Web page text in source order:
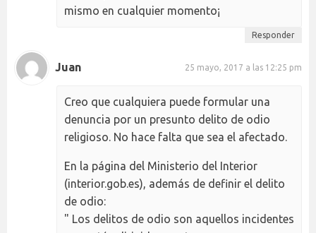
mismo en cualquier momento¡
Responder
Juan 25 mayo, 2017 a las 12:25 pm
Creo que cualquiera puede formular una
denuncia por un presunto delito de odio
religioso. No hace falta que sea el afectado.
En la página del Ministerio del Interior
(interior.gob.es), además de definir el delito
de odio:
" Los delitos de odio son aquellos incidentes